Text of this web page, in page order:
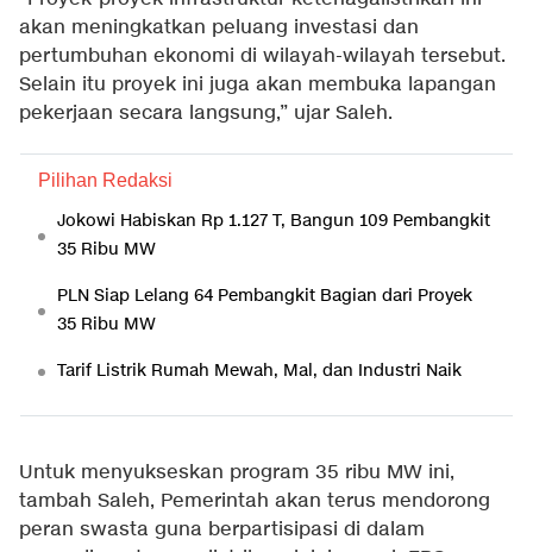
akan meningkatkan peluang investasi dan
pertumbuhan ekonomi di wilayah-wilayah tersebut.
Selain itu proyek ini juga akan membuka lapangan
pekerjaan secara langsung,” ujar Saleh.
Pilihan Redaksi
Jokowi Habiskan Rp 1.127 T, Bangun 109 Pembangkit
35 Ribu MW
PLN Siap Lelang 64 Pembangkit Bagian dari Proyek
35 Ribu MW
Tarif Listrik Rumah Mewah, Mal, dan Industri Naik
Untuk menyukseskan program 35 ribu MW ini,
tambah Saleh, Pemerintah akan terus mendorong
peran swasta guna berpartisipasi di dalam